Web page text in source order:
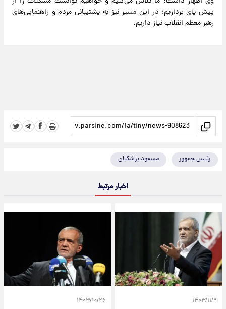
پیش پای برداریم؛ در این مسیر نیز به پشتیبانی مردم و راهنمایی‌های
رهبر معظم انقلاب نیاز داریم.
رئیس جمهور مسعود پزشکیان
اخبار مرتبط
۱۴۰۳/۱۱/۹ ۱۴۰۳/۱۰/۲۶